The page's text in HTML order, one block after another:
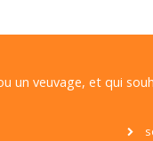
un veuvage, et qui